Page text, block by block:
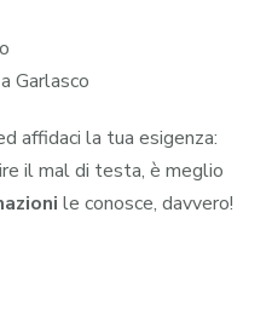
Garlasco
affidaci la tua esigenza:
il mal di testa, è meglio
le conosce, davvero!